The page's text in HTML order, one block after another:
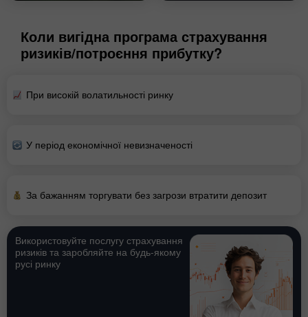
Коли вигідна програма страхування
ризиків/потроєння прибутку?
При високій волатильності ринку
У період економічної невизначеності
За бажанням торгувати без загрози втратити депозит
Використовуйте послугу страхування
ризиків та заробляйте на будь-якому
русі ринку